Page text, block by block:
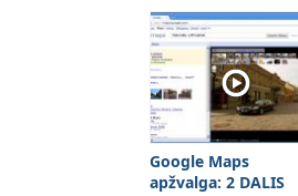
Google Maps
apžvalga: 2 DALIS